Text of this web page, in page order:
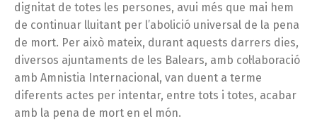
dignitat de totes les persones, avui més que mai hem
de continuar lluitant per l’abolició universal de la pena
de mort. Per això mateix, durant aquests darrers dies,
diversos ajuntaments de les Balears, amb col·laboració
amb Amnistia Internacional, van duent a terme
diferents actes per intentar, entre tots i totes, acabar
amb la pena de mort en el món.